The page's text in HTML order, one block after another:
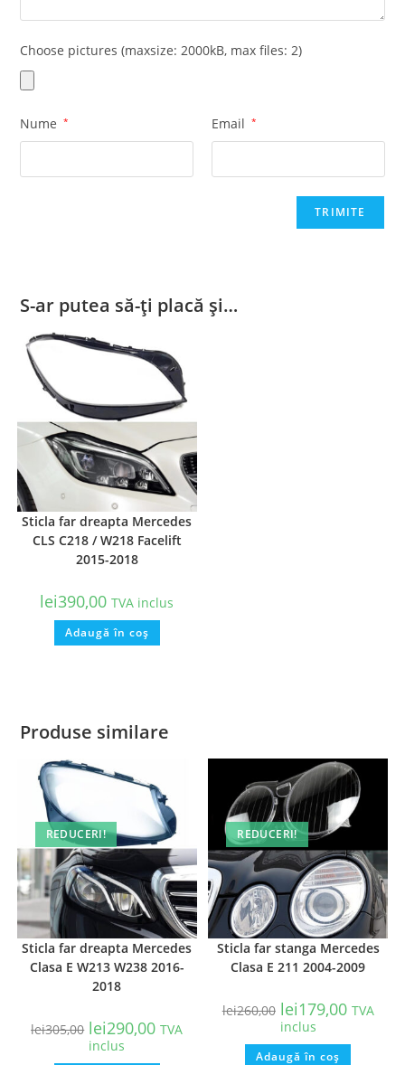
Choose pictures (maxsize: 2000kB, max files: 2)
Nume * Email *
S-ar putea să-ți placă și…
Sticla far dreapta Mercedes
CLS C218 / W218 Facelift
2015-2018
lei390,00 TVA inclus
Adaugă în coș
Produse similare
REDUCERI!
Sticla far dreapta Mercedes
Clasa E W213 W238 2016-
2018
lei305,00 lei290,00 TVA
inclus
REDUCERI!
Sticla far stanga Mercedes
Clasa E 211 2004-2009
lei260,00 lei179,00 TVA
inclus
Adaugă în coș